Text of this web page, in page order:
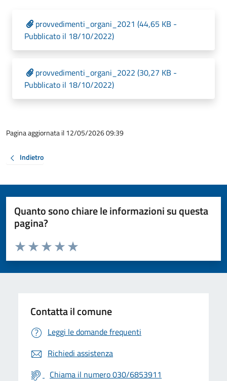
provvedimenti_organi_2021 (44,65 KB -
Pubblicato il 18/10/2022)
provvedimenti_organi_2022 (30,27 KB -
Pubblicato il 18/10/2022)
Pagina aggiornata il 12/05/2026 09:39
Indietro
Quanto sono chiare le informazioni su questa
pagina?
Valuta da 1 a 5 stelle la pagina
Valuta 5 stelle su 5
Valuta 4 stelle su 5
Valuta 3 stelle su 5
Valuta 2 stelle su 5
Valuta 1 stelle su 5
Contatta il comune
Leggi le domande frequenti
Richiedi assistenza
Chiama il numero 030/6853911